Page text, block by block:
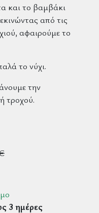
και το βαμβάκι
από τις
αφαιρούμε το
το νύχι.
την
τροχού.
3 ημέρες